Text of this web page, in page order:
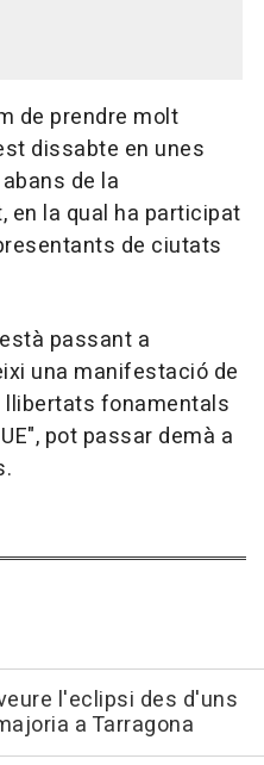
de prendre molt
dissabte en unes
de la
en la qual ha participat
de ciutats
passant a
una manifestació de
fonamentals
pot passar demà a
l'eclipsi des d'uns
a Tarragona